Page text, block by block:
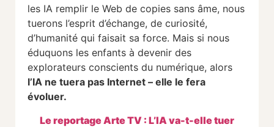
les IA remplir le Web de copies sans âme, nous
tuerons l’esprit d’échange, de curiosité,
d’humanité qui faisait sa force. Mais si nous
éduquons les enfants à devenir des
explorateurs conscients du numérique, alors
l’IA ne tuera pas Internet – elle le fera
évoluer.
Le reportage Arte TV : L’IA va-t-elle tuer